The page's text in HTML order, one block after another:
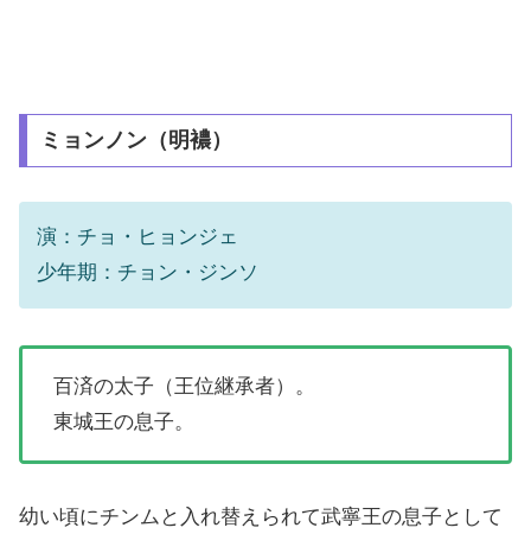
ミョンノン（明襛）
演：チョ・ヒョンジェ
少年期：チョン・ジンソ
百済の太子（王位継承者）。
東城王の息子。
幼い頃にチンムと入れ替えられて武寧王の息子として